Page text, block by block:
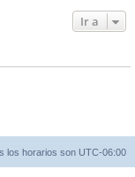
Ir a
los horarios son UTC-06:00